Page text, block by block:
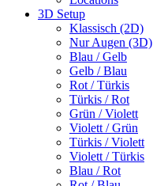
3D Setup
Klassisch (2D)
Nur Augen (3D)
Blau / Gelb
Gelb / Blau
Rot / Türkis
Türkis / Rot
Grün / Violett
Violett / Grün
Türkis / Violett
Violett / Türkis
Blau / Rot